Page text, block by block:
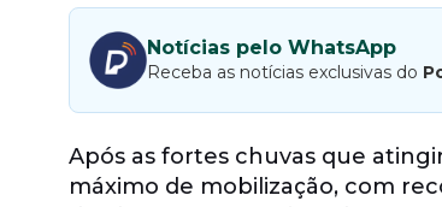
Notícias pelo WhatsApp
Receba as notícias exclusivas do
Após as fortes chuvas que
máximo de mobilização, com